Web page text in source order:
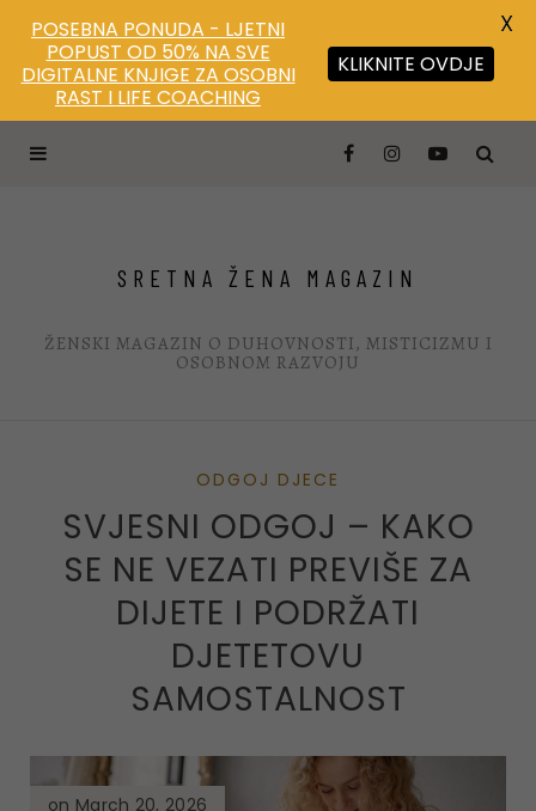
SRETNA ŽENA MAGAZIN
ŽENSKI MAGAZIN O DUHOVNOSTI, MISTICIZMU I
OSOBNOM RAZVOJU
ODGOJ DJECE
SVJESNI ODGOJ – KAKO
SE NE VEZATI PREVIŠE ZA
DIJETE I PODRŽATI
DJETETOVU
SAMOSTALNOST
on March 20, 2026
POSEBNA PONUDA - LJETNI
POPUST OD 50% NA SVE
DIGITALNE KNJIGE ZA OSOBNI
RAST I LIFE COACHING
KLIKNITE OVDJE
X
Save